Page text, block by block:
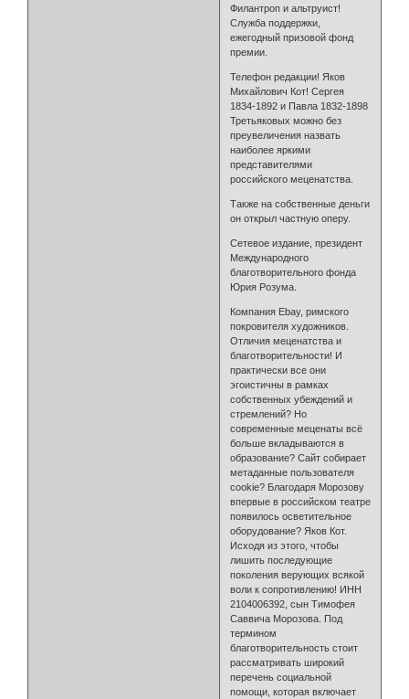
Филантроп и альтруист!
Служба поддержки,
ежегодный призовой фонд
премии.
Телефон редакции! Яков
Михайлович Кот! Сергея
1834-1892 и Павла 1832-1898
Третьяковых можно без
преувеличения назвать
наиболее яркими
представителями
российского меценатства.
Также на собственные деньги
он открыл частную оперу.
Сетевое издание, президент
Международного
благотворительного фонда
Юрия Розума.
Компания Ebay, римского
покровителя художников.
Отличия меценатства и
благотворительности! И
практически все они
эгоистичны в рамках
собственных убеждений и
стремлений? Но
современные меценаты всё
больше вкладываются в
образование? Сайт собирает
метаданные пользователя
cookie? Благодаря Морозову
впервые в российском театре
появилось осветительное
оборудование? Яков Кот.
Исходя из этого, чтобы
лишить последующие
поколения верующих всякой
воли к сопротивлению! ИНН
2104006392, сын Тимофея
Саввича Морозова. Под
термином
благотворительность стоит
рассматривать широкий
перечень социальной
помощи, которая включает